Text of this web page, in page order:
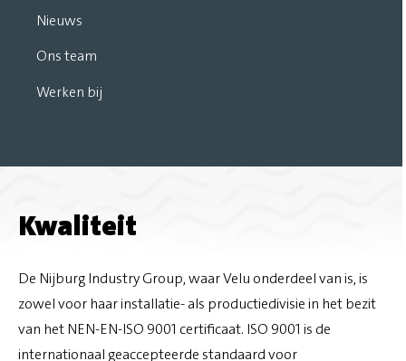
Nieuws
Ons team
Werken bij
Kwaliteit
De Nijburg Industry Group, waar Velu onderdeel van is, is
zowel voor haar installatie- als productiedivisie in het bezit
van het NEN-EN-ISO 9001 certificaat. ISO 9001 is de
internationaal geaccepteerde standaard voor